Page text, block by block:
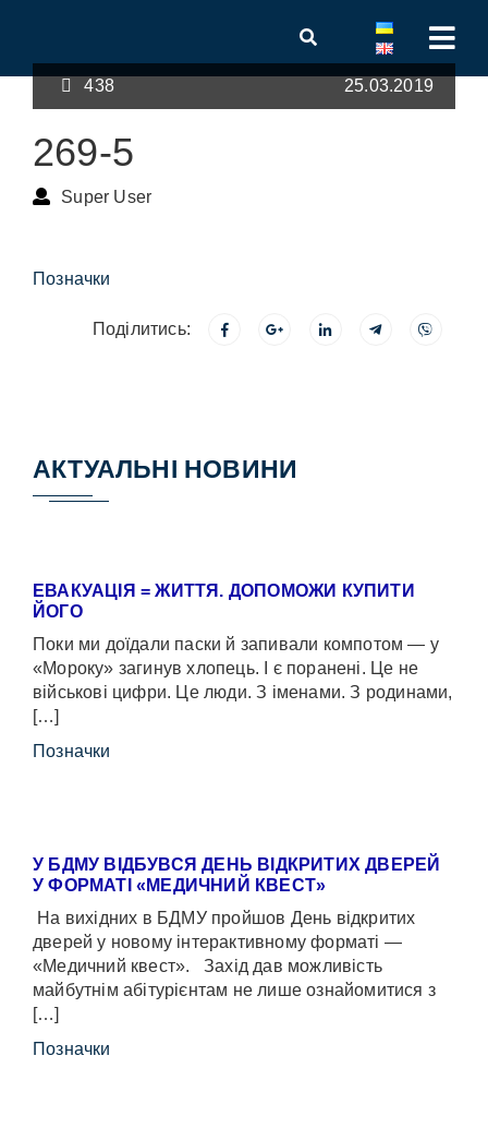
438 25.03.2019
269-5
Super User
Позначки
Поділитись:
АКТУАЛЬНІ НОВИНИ
ЕВАКУАЦІЯ = ЖИТТЯ. ДОПОМОЖИ КУПИТИ
ЙОГО
Поки ми доїдали паски й запивали компотом — у
«Мороку» загинув хлопець. І є поранені. Це не
військові цифри. Це люди. З іменами. З родинами,
[…]
Позначки
У БДМУ ВІДБУВСЯ ДЕНЬ ВІДКРИТИХ ДВЕРЕЙ
У ФОРМАТІ «МЕДИЧНИЙ КВЕСТ»
На вихідних в БДМУ пройшов День відкритих
дверей у новому інтерактивному форматі —
«Медичний квест». Захід дав можливість
майбутнім абітурієнтам не лише ознайомитися з
[…]
Позначки